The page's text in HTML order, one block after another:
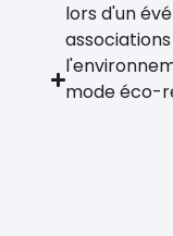
lors d'un
mode éco-